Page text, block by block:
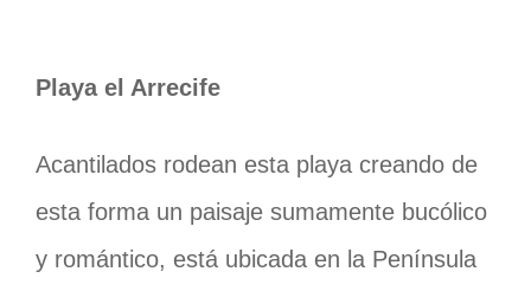
Playa el Arrecife
Acantilados rodean esta playa creando de
esta forma un paisaje sumamente bucólico
y romántico, está ubicada en la Península